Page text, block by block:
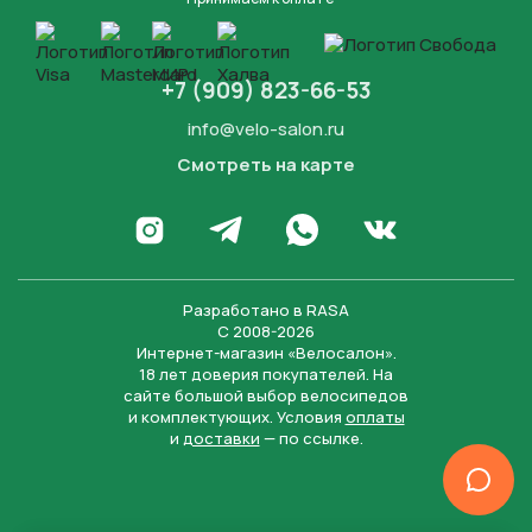
+7 (909) 823-66-53
info@velo-salon.ru
Смотреть на карте
Перейти в Инстаграм
Написать в Телеграм
Написать в WhatsApp
Перейти во
Разработано в RASA
С 2008-2026
Интернет-магазин «Велосалон».
18 лет доверия покупателей. На
сайте большой выбор велосипедов
и комплектующих. Условия оплаты
и доставки — по ссылке.